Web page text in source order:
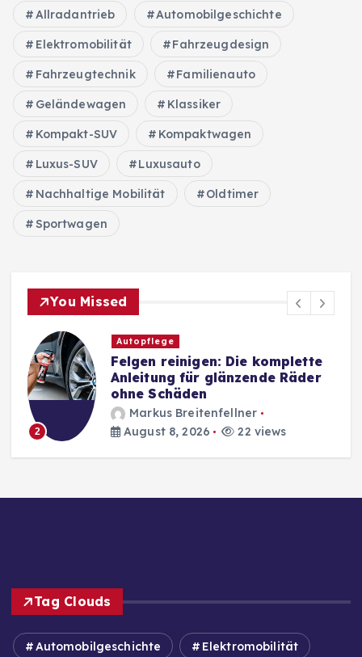
Allradantrieb Automobilgeschichte
Elektromobilität Fahrzeugdesign
Fahrzeugtechnik Familienauto
Geländewagen Klassiker
Kompakt-SUV Kompaktwagen
Luxus-SUV Luxusauto
Nachhaltige Mobilität Oldtimer
Sportwagen
You Missed
2
Autopflege
Felgen reinigen: Die komplette
Anleitung für glänzende Räder
ohne Schäden
Markus Breitenfellner
August 8, 2026
22 views
Tag Clouds
Automobilgeschichte Elektromobilität